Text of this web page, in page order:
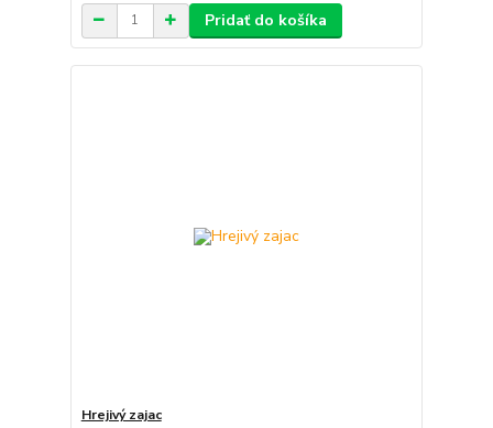
Pridať do košíka
Hrejivý zajac